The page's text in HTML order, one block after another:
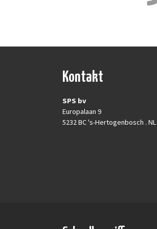
Kontakt
SPS bv
Europalaan 9
5232 BC 's-Hertogenbosch . NL